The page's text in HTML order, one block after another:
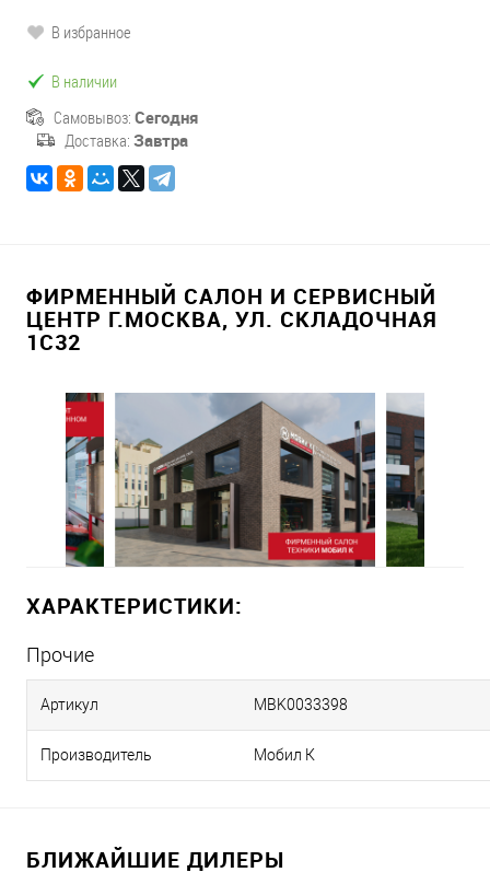
В избранное
В наличии
Самовывоз: Сегодня
Доставка: Завтра
ФИРМЕННЫЙ САЛОН И СЕРВИСНЫЙ
ЦЕНТР Г.МОСКВА, УЛ. СКЛАДОЧНАЯ
1С32
ХАРАКТЕРИСТИКИ:
Прочие
Артикул MBK0033398
Производитель Мобил К
БЛИЖАЙШИЕ ДИЛЕРЫ